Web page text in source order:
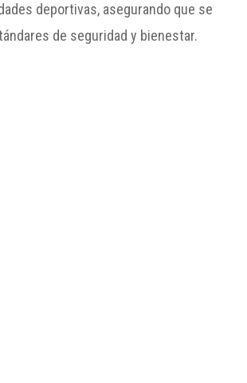
deportivas, asegurando que se
de seguridad y bienestar.